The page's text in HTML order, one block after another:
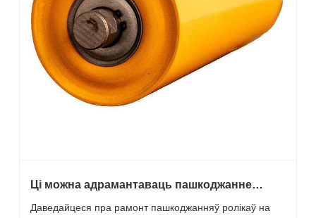
Ці можна адрамантаваць пашкоджанне
Даведайцеся пра рамонт пашкоджанняў ролікаў на